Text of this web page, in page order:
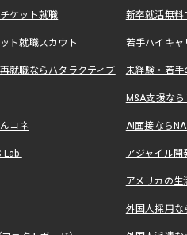
ケット就職 新卒就活無料
ト就職スカウト 若手ハイキ
就職ならハタラクティブ 未経験・若手
M&A支援な
コネ AI面接なら
Lab. アジャイル
アメリカの
外国人採用